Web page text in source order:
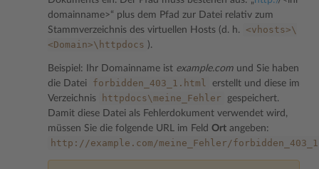
domainname>“ plus dem Pfad zur Datei relativ zum
Stammverzeichnis des virtuellen Hosts (d. h.
<vhosts>\
<Domain>\httpdocs ).
Beispiel: Ihr Domainname ist example.com und Sie haben
die Datei
forbidden_403_1.html
erstellt und diese im
Verzeichnis
httpdocs\meine_Fehler
gespeichert.
Damit diese Datei als Fehlerdokument verwendet wird,
müssen Sie die folgende URL im Feld Ort angeben:
http://example.com/meine_Fehler/